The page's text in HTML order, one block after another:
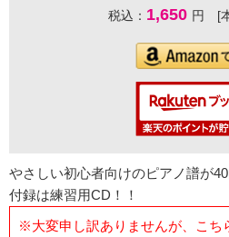
税込： 1,650 円 [
やさしい初心者向けのピアノ譜が
付録は練習用CD！！
※大変申し訳ありませんが、こち